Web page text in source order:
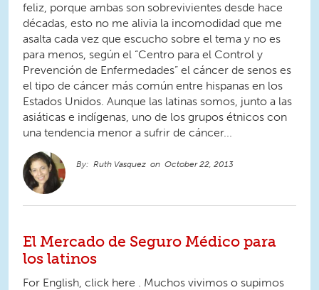
feliz, porque ambas son sobrevivientes desde hace
décadas, esto no me alivia la incomodidad que me
asalta cada vez que escucho sobre el tema y no es
para menos, según el “Centro para el Control y
Prevención de Enfermedades” el cáncer de senos es
el tipo de cáncer más común entre hispanas en los
Estados Unidos. Aunque las latinas somos, junto a las
asiáticas e indígenas, uno de los grupos étnicos con
una tendencia menor a sufrir de cáncer...
Ruth Vasquez October 22, 2013
El Mercado de Seguro Médico para
los latinos
For English, click here . Muchos vivimos o supimos